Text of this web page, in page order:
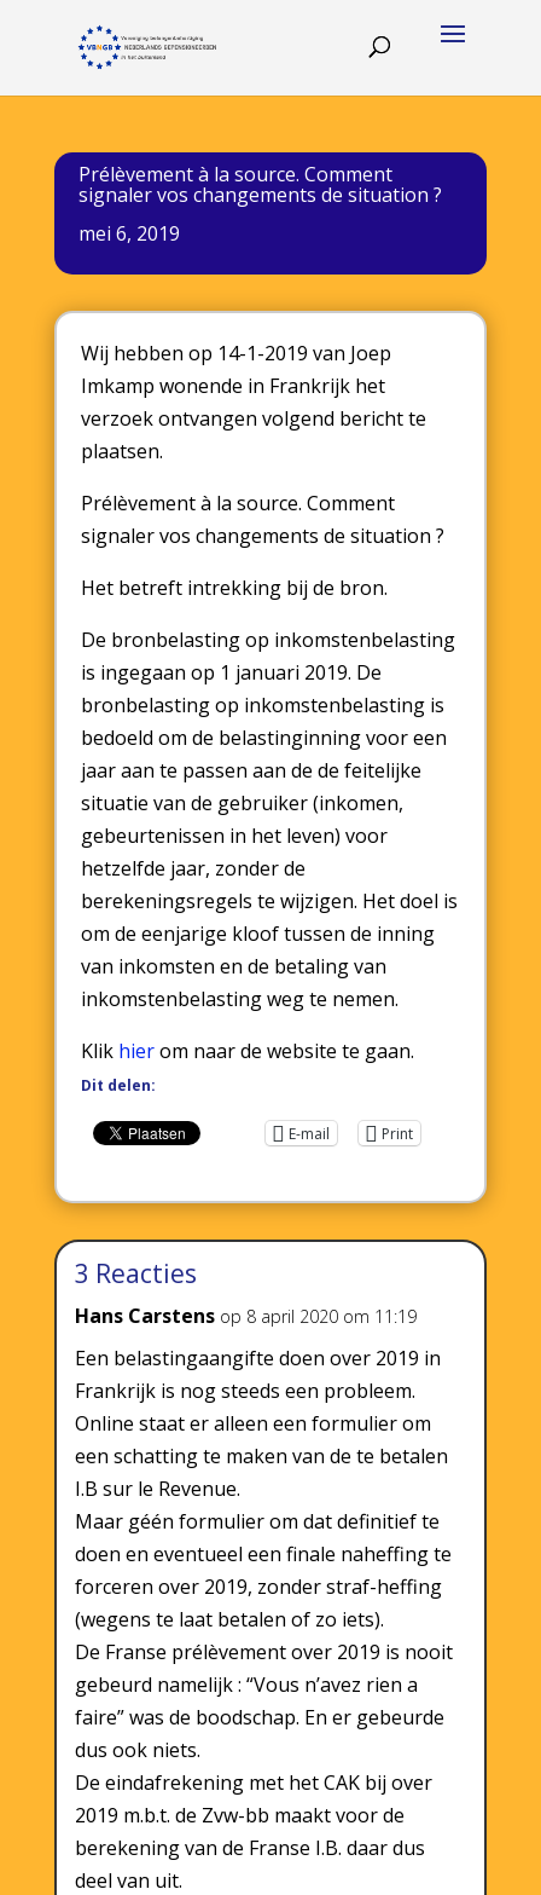
Prélèvement à la source. Comment
signaler vos changements de situation ?
mei 6, 2019
Wij hebben op 14-1-2019 van Joep
Imkamp wonende in Frankrijk het
verzoek ontvangen volgend bericht te
plaatsen.
Prélèvement à la source. Comment
signaler vos changements de situation ?
Het betreft intrekking bij de bron.
De bronbelasting op inkomstenbelasting
is ingegaan op 1 januari 2019. De
bronbelasting op inkomstenbelasting is
bedoeld om de belastinginning voor een
jaar aan te passen aan de de feitelijke
situatie van de gebruiker (inkomen,
gebeurtenissen in het leven) voor
hetzelfde jaar, zonder de
berekeningsregels te wijzigen. Het doel is
om de eenjarige kloof tussen de inning
van inkomsten en de betaling van
inkomstenbelasting weg te nemen.
Klik hierom naar de website te gaan.
Dit delen:
E-mail Print
3 Reacties
Hans Carstens op 8 april 2020 om 11:19
Een belastingaangifte doen over 2019 in
Frankrijk is nog steeds een probleem.
Online staat er alleen een formulier om
een schatting te maken van de te betalen
I.B sur le Revenue.
Maar géén formulier om dat definitief te
doen en eventueel een finale naheffing te
forceren over 2019, zonder straf-heffing
(wegens te laat betalen of zo iets).
De Franse prélèvement over 2019 is nooit
gebeurd namelijk : “Vous n’avez rien a
faire” was de boodschap. En er gebeurde
dus ook niets.
De eindafrekening met het CAK bij over
2019 m.b.t. de Zvw-bb maakt voor de
berekening van de Franse I.B. daar dus
deel van uit.